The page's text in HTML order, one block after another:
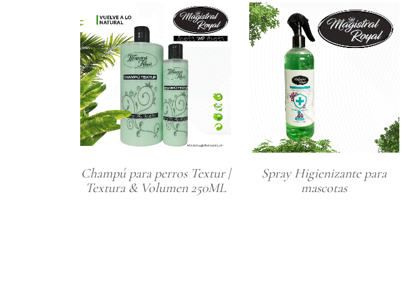
Champú para perros Textur |
Textura & Volumen 250ML
Spray Higienizante para
mascotas